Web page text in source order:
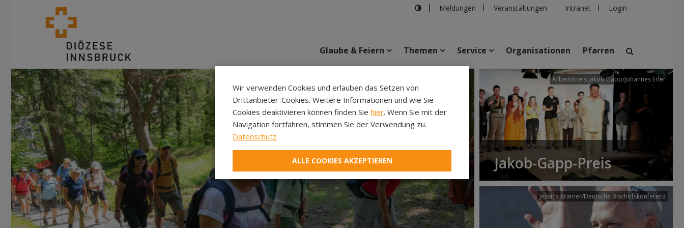
Meldungen Veranstaltungen Intranet Login
suchen
Veranstaltungen Personen Pfarren Einrichtungen
Glaube & Feiern Themen Service Organisationen Pfarren
Arbeitskreis Jakob Gapp/Johannes Erler
Jakob-Gapp-Preis
Jessica Krämer/Deutsche Bischofskonferenz
Wir verwenden Cookies und erlauben das Setzen von
Drittanbieter-Cookies. Weitere Informationen und wie Sie
Cookies deaktivieren können finden Sie hier. Wenn Sie mit der
Navigation fortfahren, stimmen Sie der Verwendung zu.
Datenschutz
ALLE COOKIES AKZEPTIEREN